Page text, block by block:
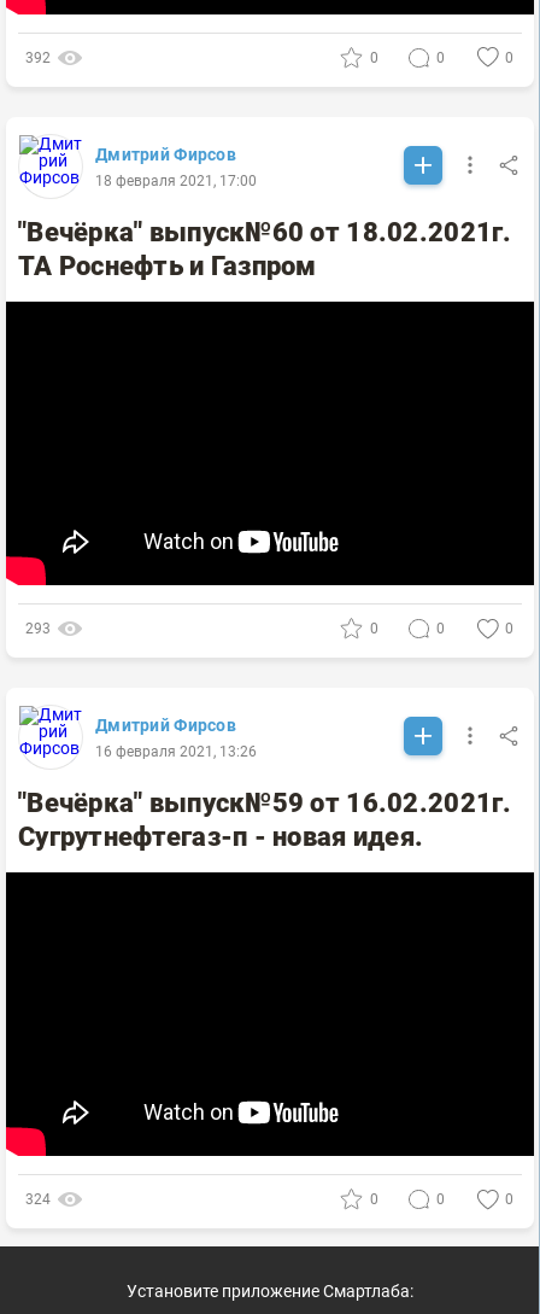
392 0 0 0
Дмитрий Фирсов
18 февраля 2021, 17:00
"Вечёрка" выпуск№60 от 18.02.2021г.
ТА Роснефть и Газпром
293 0 0 0
Дмитрий Фирсов
16 февраля 2021, 13:26
"Вечёрка" выпуск№59 от 16.02.2021г.
Сугрутнефтегаз-п - новая идея.
324 0 0 0
Установите приложение Смартлаба: